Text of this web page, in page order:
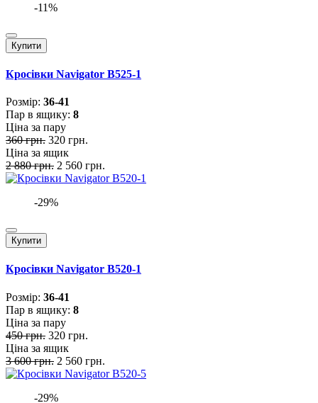
-11%
Купити
Кросівки Navigator B525-1
Розмiр: 36-41
Пар в ящику: 8
Ціна за пару
360 грн. 320 грн.
Ціна за ящик
2 880 грн. 2 560 грн.
-29%
Купити
Кросівки Navigator B520-1
Розмiр: 36-41
Пар в ящику: 8
Ціна за пару
450 грн. 320 грн.
Ціна за ящик
3 600 грн. 2 560 грн.
-29%